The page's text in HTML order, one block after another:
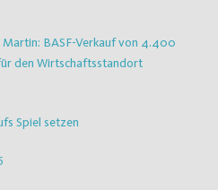
BASF-Verkauf von 4.400
den Wirtschaftsstandort
Spiel setzen